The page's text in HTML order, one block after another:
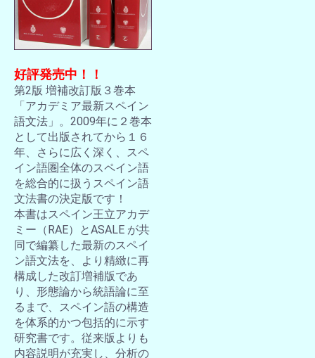
好評発売中！！
第2版 増補改訂版３巻本
「アカデミア最新スペイン
語文法」。2009年に２巻本
として出版されてから１６
年、さらに広く深く、スペ
イン語圏全体のスペイン語
を総合的に扱うスペイン語
文法書の決定版です！
本書はスペイン王立アカデ
ミー（RAE）とASALE が共
同で編纂した最新のスペイ
ン語文法を、より精緻に再
構成した改訂増補版であ
り、形態論から統語論に至
るまで、スペイン語の構造
を体系的かつ包括的に示す
研究書です。従来版よりも
内容説明が充実し、分析の